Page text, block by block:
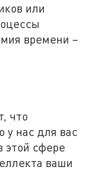
или
времени –
что
у нас для вас
этой сфере
ваши